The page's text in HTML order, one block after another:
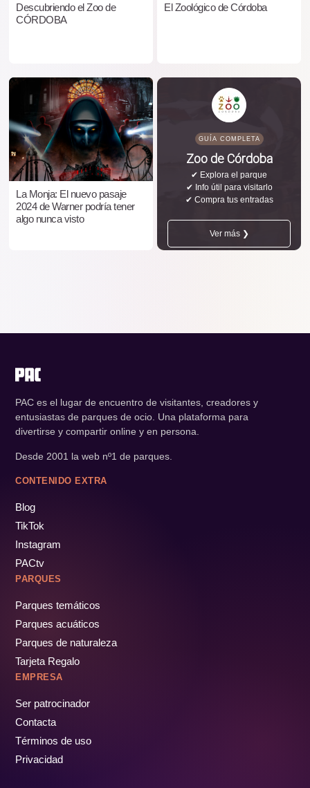
Descubriendo el Zoo de
CÓRDOBA
El Zoológico de Córdoba
La Monja: El nuevo pasaje
2024 de Warner podría tener
algo nunca visto
GUÍA COMPLETA
Zoo de Córdoba
✔ Explora el parque
✔ Info útil para visitarlo
✔ Compra tus entradas
Ver más ❯
PAC es el lugar de encuentro de visitantes, creadores y
entusiastas de parques de ocio. Una plataforma para
divertirse y compartir online y en persona.
Desde 2001 la web nº1 de parques.
CONTENIDO EXTRA
Blog
TikTok
Instagram
PACtv
PARQUES
Parques temáticos
Parques acuáticos
Parques de naturaleza
Tarjeta Regalo
EMPRESA
Ser patrocinador
Contacta
Términos de uso
Privacidad